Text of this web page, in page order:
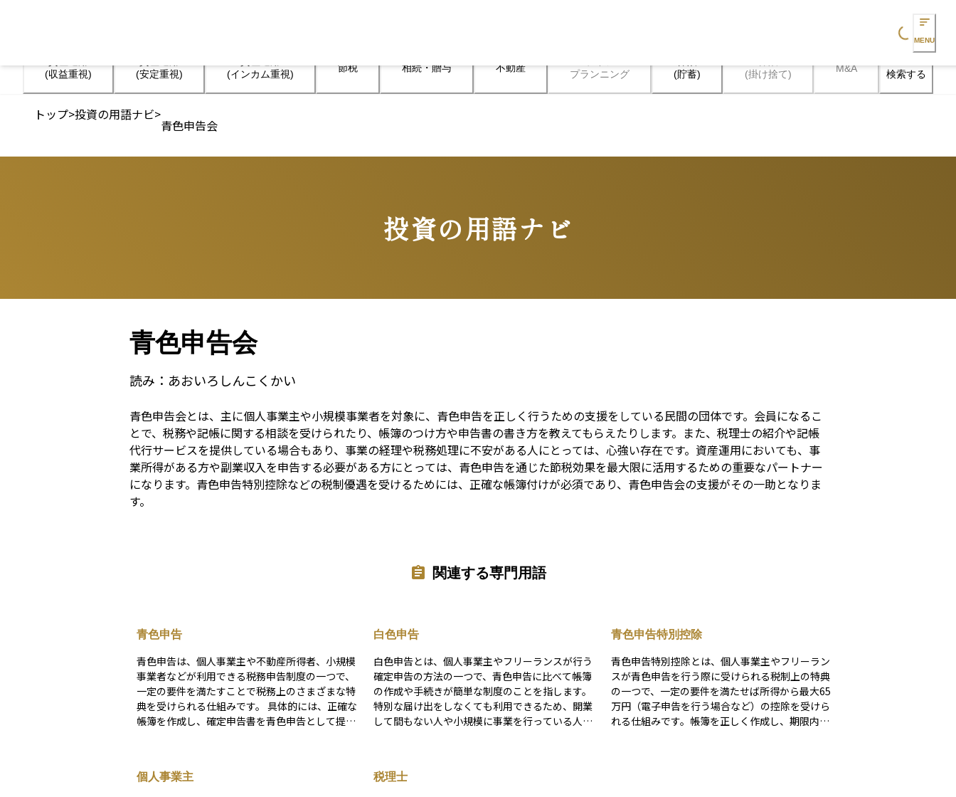
Loading...
MENU
(収益重視)
(安定重視)
(インカム重視)
節税 相続・贈与 不動産
プランニング
(貯蓄)
(掛け捨て)
M&A 検索する
トップ>投資の用語ナビ>
青色申告会
投資の用語ナビ
Terms
青色申告会
読み： あおいろしんこくかい
青色申告会とは、主に個人事業主や小規模事業者を対象に、青色申告を正しく行うための支援をしている民間の団体です。会員になるこ
とで、税務や記帳に関する相談を受けられたり、帳簿のつけ方や申告書の書き方を教えてもらえたりします。また、税理士の紹介や記帳
代行サービスを提供している場合もあり、事業の経理や税務処理に不安がある人にとっては、心強い存在です。資産運用においても、事
業所得がある方や副業収入を申告する必要がある方にとっては、青色申告を通じた節税効果を最大限に活用するための重要なパートナー
になります。青色申告特別控除などの税制優遇を受けるためには、正確な帳簿付けが必須であり、青色申告会の支援がその一助となりま
す。
関連する専門用語
青色申告
青色申告は、個人事業主や不動産所得者、小規模
事業者などが利用できる税務申告制度の一つで、
一定の要件を満たすことで税務上のさまざまな特
典を受けられる仕組みです。 具体的には、正確な
帳簿を作成し、確定申告書を青色申告として提出
た、家族への給与を必要経費として計上できる
白色申告
白色申告とは、個人事業主やフリーランスが行う
確定申告の方法の一つで、青色申告に比べて帳簿
の作成や手続きが簡単な制度のことを指します。
特別な届け出をしなくても利用できるため、開業
して間もない人や小規模に事業を行っている人に
とっては「簡単に申告できる代わりに節税メリッ
青色申告特別控除
青色申告特別控除とは、個人事業主やフリーラン
スが青色申告を行う際に受けられる税制上の特典
の一つで、一定の要件を満たせば所得から最大65
万円（電子申告を行う場合など）の控除を受けら
れる仕組みです。帳簿を正しく作成し、期限内に
個人事業主
税理士